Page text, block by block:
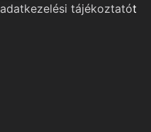
adatkezelési tájékoztatót